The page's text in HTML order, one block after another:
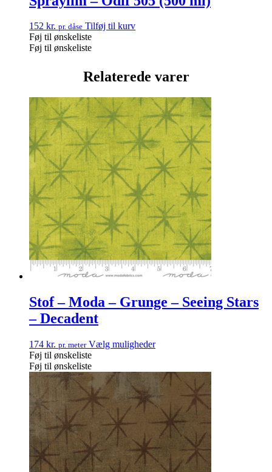
152 kr. pr. dåse Tilføj til kurv
Føj til ønskeliste
Føj til ønskeliste
Relaterede varer
Stof – Moda – Grunge – Seeing Stars
– Decadent
174 kr. pr. meter Vælg muligheder
Føj til ønskeliste
Føj til ønskeliste